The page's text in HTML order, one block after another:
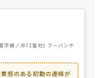
字樋ノ沖72番地1 アーバンテ
感のある初動の連絡が